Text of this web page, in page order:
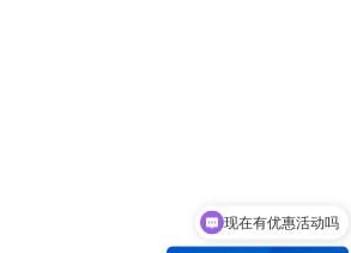
可以介绍下你们的产品么